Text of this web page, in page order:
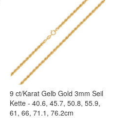
9 ct/Karat Gelb Gold 3mm Seil
Kette - 40.6, 45.7, 50.8, 55.9,
61, 66, 71.1, 76.2cm